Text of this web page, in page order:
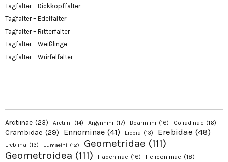
Tagfalter – Dickkopffalter
Tagfalter – Edelfalter
Tagfalter – Ritterfalter
Tagfalter – Weißlinge
Tagfalter – Würfelfalter
Arctiinae (23) Arctiini (14) Argynnini (17) Boarmiini (16) Coliadinae (16)
Crambidae (29) Ennominae (41) Erebia (13) Erebidae (48)
Erebiina (13) Eumaeini (12) Geometridae (111)
Geometroidea (111) Hadeninae (16) Heliconiinae (18)